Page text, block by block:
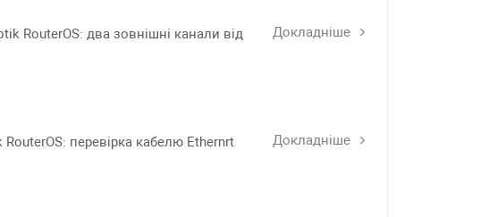
Докладніше
RouterOS: два зовнішні канали від
Докладніше
перевірка кабелю Ethernrt